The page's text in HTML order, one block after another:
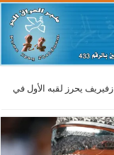
يحرز لقبه الأول في